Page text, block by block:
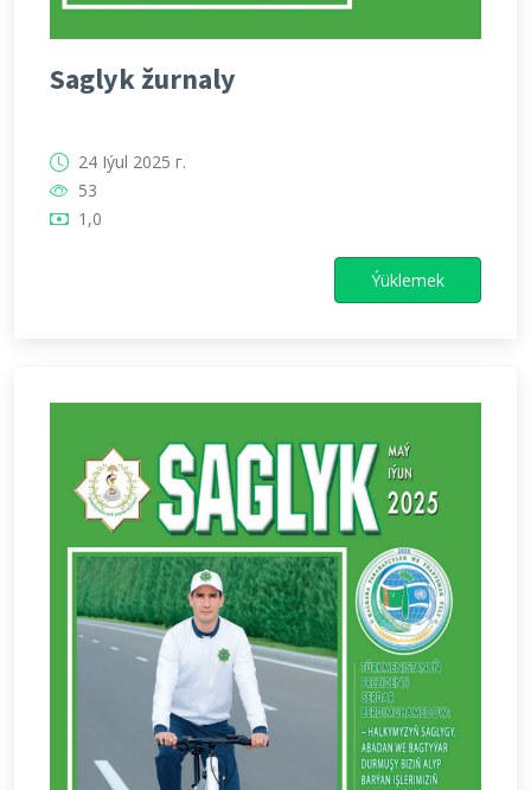
Saglyk žurnaly
24 Iýul 2025 г.
53
1,0
Ýüklemek